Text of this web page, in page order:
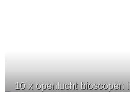
10 x openlucht bioscopen